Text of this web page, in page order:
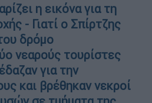
η εικόνα για τη
- Γιατί ο Σπίρτζης
δρόμο
νεαρούς τουρίστες
για την
και βρέθηκαν νεκροί